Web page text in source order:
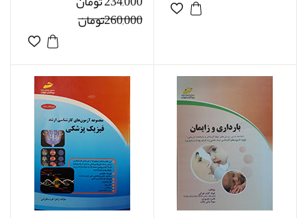
260,000تومان